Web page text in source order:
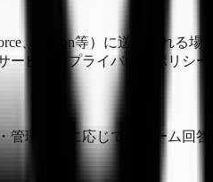
、Notion等）に送信される
ビスのプライバシーポリシー
理者）に応じてフォーム回